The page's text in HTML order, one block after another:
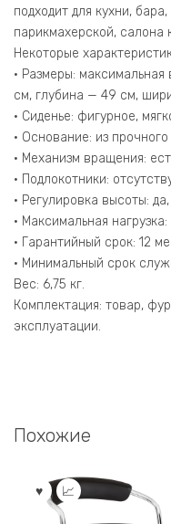
подходит для кухни,
парикмахерской,
Некоторые
• Размеры:
см, глубина — 49 см,
• Сиденье: фигурное,
• Основание: из
• Механизм вращения:
• Подлокотники:
• Регулировка высоты:
• Максимальная нагрузка:
• Гарантийный срок: 12
• Минимальный срок
Вес: 6,75 кг.
Комплектация: товар,
эксплуатации.
Похожие